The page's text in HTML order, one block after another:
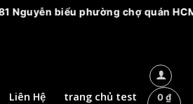
phường chợ quán HCM. Vui
Liên Hệ trang chủ test 0₫